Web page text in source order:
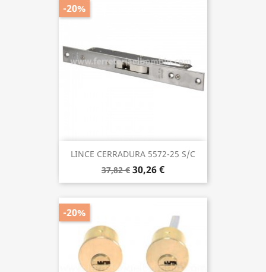
LINCE CERRADURA 5572-25 S/C
37,82 € 30,26 €
-20%
-20%